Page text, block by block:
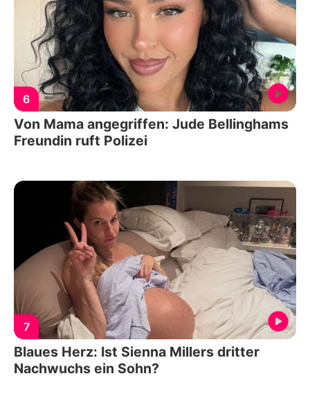
6
Von Mama angegriffen: Jude Bellinghams
Freundin ruft Polizei
7
Blaues Herz: Ist Sienna Millers dritter
Nachwuchs ein Sohn?